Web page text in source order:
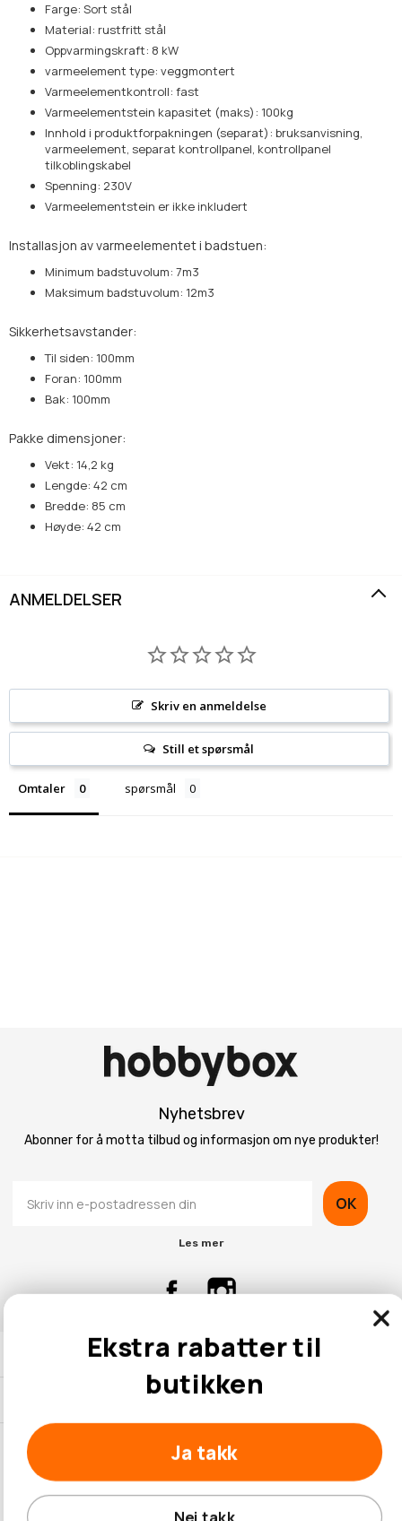
Farge: Sort stål
Material: rustfritt stål
Oppvarmingskraft: 8 kW
varmeelement type: veggmontert
Varmeelementkontroll: fast
Varmeelementstein kapasitet (maks): 100kg
Innhold i produktforpakningen (separat): bruksanvisning,
varmeelement, separat kontrollpanel, kontrollpanel
tilkoblingskabel
Spenning: 230V
Varmeelementstein er ikke inkludert
Installasjon av varmeelementet i badstuen:
Minimum badstuvolum: 7m3
Maksimum badstuvolum: 12m3
Sikkerhetsavstander:
Til siden: 100mm
Foran: 100mm
Bak: 100mm
Pakke dimensjoner:
Vekt: 14,2 kg
Lengde: 42 cm
Bredde: 85 cm
Høyde: 42 cm
ANMELDELSER
Skriv en anmeldelse
Still et spørsmål
Omtaler spørsmål
Nyhetsbrev
Abonner for å motta tilbud og informasjon om nye produkter!
OK
Les mer
Kontaktinformasjon
Ekstra rabatter til
butikken
Ja takk
Nei takk